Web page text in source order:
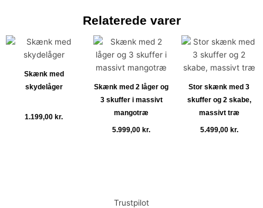
Relaterede varer
Skænk med
skydelåger
1.199,00 kr.
Skænk med 2 låger og
3 skuffer i massivt
mangotræ
5.999,00 kr.
Stor skænk med 3
skuffer og 2 skabe,
massivt træ
5.499,00 kr.
Trustpilot